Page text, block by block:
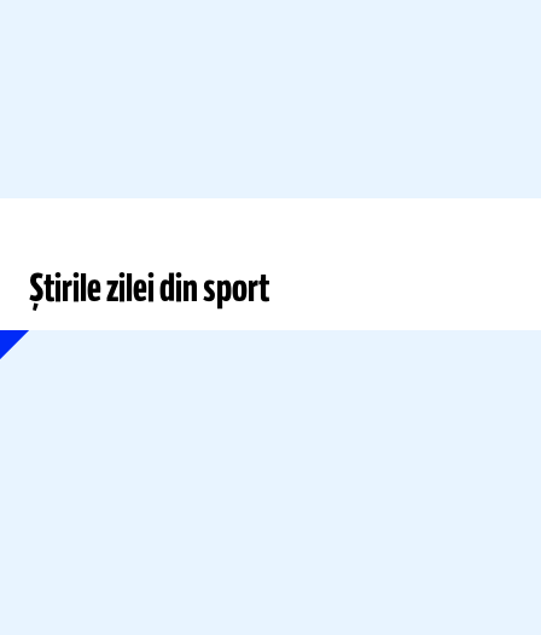
Știrile zilei din sport